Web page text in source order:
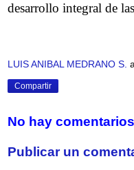
desarrollo integral de
LUIS ANIBAL MEDRANO S.
Compartir
No hay
Publicar un